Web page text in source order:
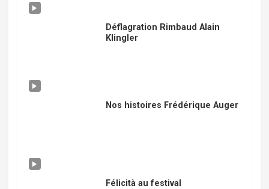
Déflagration Rimbaud Alain
Klingler
Nos histoires Frédérique Auger
Félicità au festival